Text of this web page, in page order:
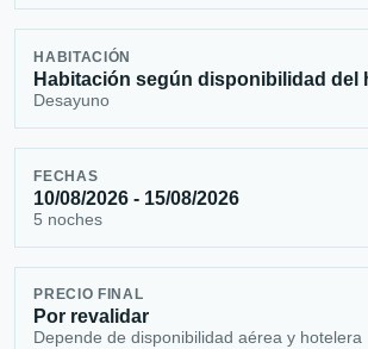
HABITACIÓN
Habitación según disponibilidad del
Desayuno
FECHAS
10/08/2026 - 15/08/2026
5 noches
PRECIO FINAL
Por revalidar
Depende de disponibilidad aérea y hotelera